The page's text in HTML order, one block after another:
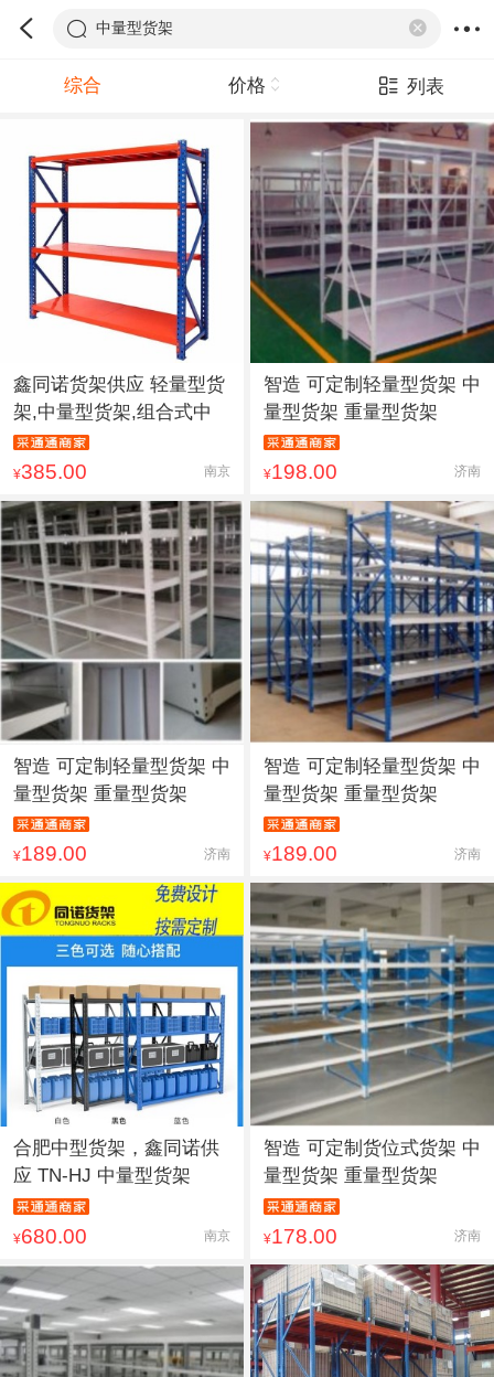
中量型货架
综合 价格 列表
鑫同诺货架供应 轻量型货
架,中量型货架,组合式中
¥385.00 南京
智造 可定制轻量型货架 中
量型货架 重量型货架
¥198.00 济南
智造 可定制轻量型货架 中
量型货架 重量型货架
¥189.00 济南
智造 可定制轻量型货架 中
量型货架 重量型货架
¥189.00 济南
合肥中型货架，鑫同诺供
应 TN-HJ 中量型货架
¥680.00 南京
智造 可定制货位式货架 中
量型货架 重量型货架
¥178.00 济南